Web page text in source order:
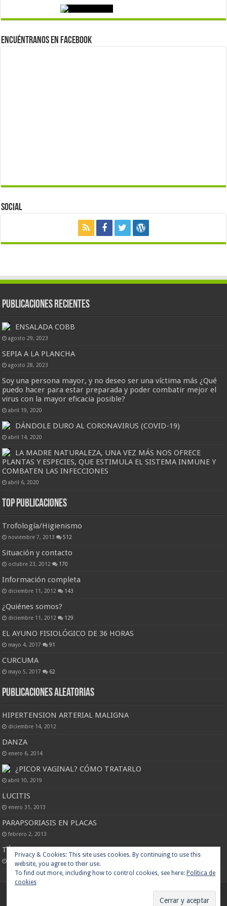
Encuéntranos en Facebook
Social
Publicaciones Recientes
ENSALADA COBB
agosto 29, 2023
SEPIA A LA PLANCHA
agosto 28, 2023
Soy una persona mayor, y no deseo ser una víctima más ¿Qué
puedo hacer para estar preparada y poder combatir mejor el
virus con la mayor eficacia posible?
abril 19, 2020
DÁNDOLE DURO AL CORONAVIRUS (COVID-19)
abril 14, 2020
LA MADRE NATURALEZA, UNA VEZ MÁS NOS OFRECE
PLANTAS Y ESPECIES, QUE ESTIMULA EL SISTEMA INMUNE Y
COMBATEN LAS INFECCIONES
abril 6, 2020
Top Publicaciones
Trofología/Higienismo
noviembre 7, 2013 512
Situación y contacto
octubre 23, 2012 170
Información completa
diciembre 11, 2012 143
¿Quiénes somos?
diciembre 11, 2012 129
EL AYUNO FISIOLÓGICO DE 36 HORAS
mayo 4, 2017 91
CURCUMA
mayo 5, 2017 62
Publicaciones Aleatorias
HIPERTENSION ARTERIAL MALIGNA
diciembre 14, 2012
DANZA
enero 6, 2014
¿PICOR VAGINAL? CÓMO TRATARLO
abril 10, 2019
LUCITIS
enero 31, 2013
PARAPSORIASIS EN PLACAS
febrero 2, 2013
TÉ DE GREDOS
enero 12, 2014
Privacy & Cookies: This site uses cookies. By continuing to use this
website, you agree to their use.
To find out more, including how to control cookies, see here: Política de
cookies